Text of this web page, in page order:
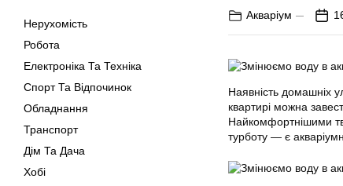
Нерухомість
Робота
Електроніка Та Техніка
Спорт Та Відпочинок
Обладнання
Транспорт
Дім Та Дача
Хобі
Акваріум
Наявність домашніх
квартирі можна
Найкомфортнішими
турботу — є